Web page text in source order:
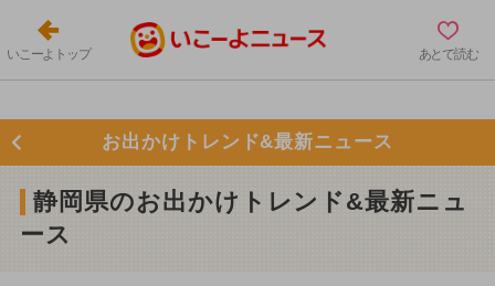
いこーよトップ あとで読む
お出かけトレンド&最新ニュース
静岡県のお出かけトレンド&最新ニュ
ース